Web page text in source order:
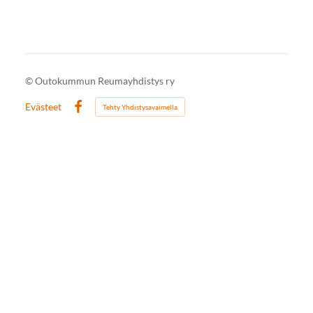
©Outokummun Reumayhdistys ry
Evästeet
Facebook
Tehty Yhdistysavaimella